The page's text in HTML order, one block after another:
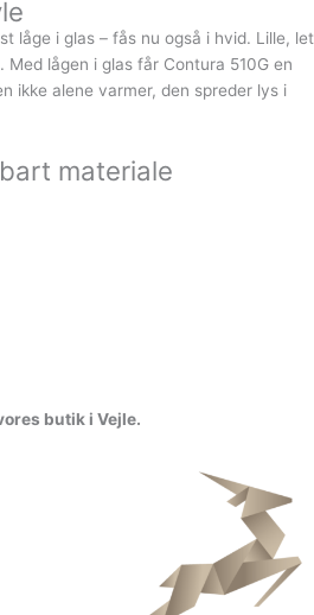
låge i glas – fås nu også i hvid. Lille, let
lågen i glas får Contura 510G en
ikke alene varmer, den spreder lys i
materiale
ores butik i Vejle.